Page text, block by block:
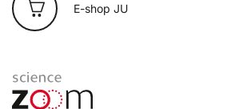
E-shop JU